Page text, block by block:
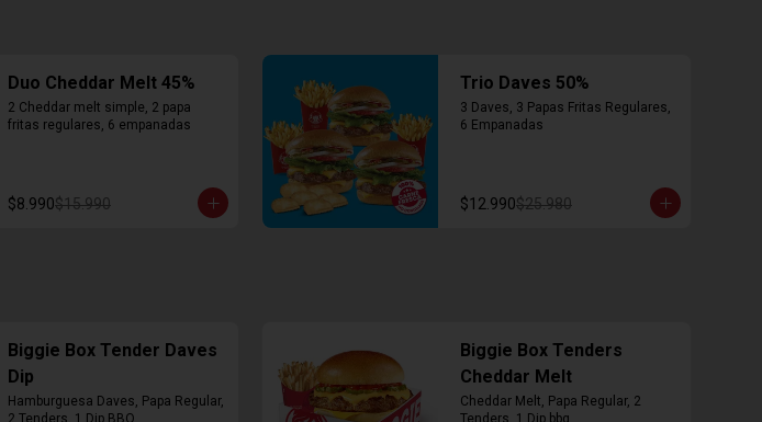
Duo Cheddar Melt 45%
2 Cheddar melt simple, 2 papa
fritas regulares, 6 empanadas
$8.990$15.990
Trio Daves 50%
3 Daves, 3 Papas Fritas Regulares,
6 Empanadas
$12.990$25.980
Biggie Box Tender Daves
Dip
Hamburguesa Daves, Papa Regular,
2 Tenders, 1 Dip BBQ
Biggie Box Tenders
Cheddar Melt
Cheddar Melt, Papa Regular, 2
Tenders, 1 Dip bbq